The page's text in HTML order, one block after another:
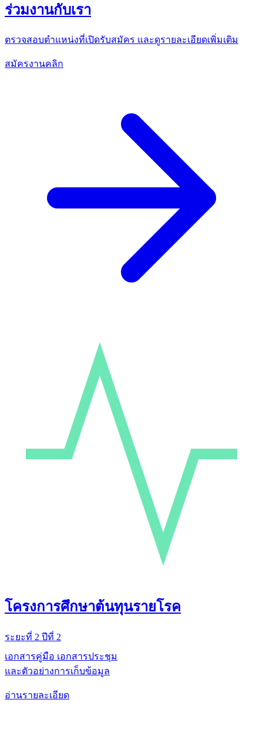
ร่วมงานกับเรา
ตรวจสอบตำแหน่งที่เปิดรับสมัคร และดูรายละเอียดเพิ่มเติม
สมัครงานคลิก
โครงการศึกษาต้นทุนรายโรค
ระยะที่ 2 ปีที่ 2
เอกสารคู่มือ เอกสารประชุม
และตัวอย่างการเก็บข้อมูล
อ่านรายละเอียด